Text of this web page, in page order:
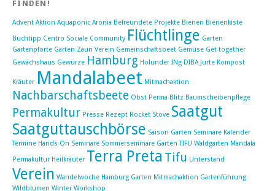
FINDEN!
Advent Aktion Aquaponic Aronia Befreundete Projekte Bienen Bienenkiste
Buchtipp Centro Sociale Community Flüchtlinge Garten
Gartenpforte Garten Zaun Verein Gemeinschaftsbeet Gemüse Get-together
Gewächshaus Gewürze Hamburg Holunder INg-DIBA Jurte Kompost
Kräuter Mandalabeet Mitmachaktion
Nachbarschaftsbeete Obst Perma-Blitz Baumscheibenpflege
Permakultur Presse Rezept Rocket Stove Saatgut
Saatguttauschbörse Saison Garten Seminare Kalender
Termine Hands-On Seminare Sommerseminare Garten TIFU Waldgarten Mandala
Permakultur Heilkräuter Terra Preta Tifu Unterstand
Verein Wandelwoche Hamburg Garten Mitmachaktion Gartenführung
Wildblumen Winter Workshop